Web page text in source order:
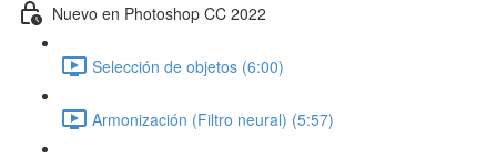
Nuevo en Photoshop CC 2022
Selección de objetos (6:00)
Armonización (Filtro neural) (5:57)